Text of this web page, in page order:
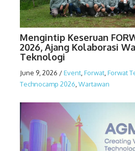
Mengintip Keseruan
2026, Ajang Kolaborasi
Teknologi
June 9, 2026 /Event,Forwat,Forwat
Technocamp 2026,Wartawan